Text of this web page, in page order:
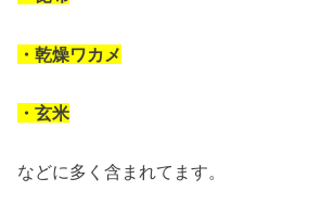
・乾燥ワカメ
・玄米
などに多く含まれてます。